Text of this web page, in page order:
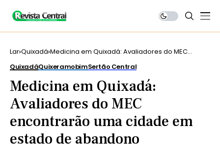
Lar Quixadá Medicina em Quixadá: Avaliadores do MEC
abandono
QuixadáQuixeramobimSertão Central
Medicina em Quixadá:
Avaliadores do MEC
encontrarão uma cidade em
estado de abandono